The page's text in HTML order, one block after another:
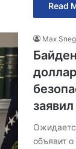
Read
Max Sneg
объявит